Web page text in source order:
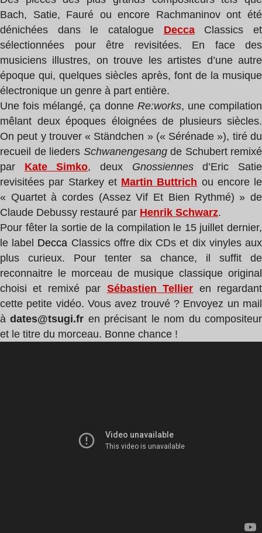
Bach, Satie, Fauré ou encore Rachmaninov ont été
dénichées dans le catalogue DeccaClassics et
sélectionnées pour être revisitées. En face des
musiciens illustres, on trouve les artistes d’une autre
époque qui, quelques siècles après, font de la musique
électronique un genre à part entière.
Une fois mélangé, ça donne Re:works, une compilation
mêlant deux époques éloignées de plusieurs siècles.
On peut y trouver« Ständchen » (« Sérénade »), tiré du
recueil de lieders Schwanengesang de Schubert remixé
par Kate Simko, deux Gnossiennesd’Eric Satie
revisitées par Starkey et Martin Buttrich ou encore le
« Quartet à cordes (Assez Vif Et Bien Rythmé) » de
Claude Debussy restauré par Henrik Schwarz.
Pour fêter la sortie de la compilation le 15 juillet dernier,
le label Decca Classics offre dix CDs et dix vinyles aux
plus curieux. Pour tenter sa chance, il suffit de
reconnaitre le morceau de musique classique original
choisi et remixé par Sébastien Tellier en regardant
cette petite vidéo. Vous avez trouvé ? Envoyez un mail
àdates@tsugi.fr en précisant le nom du compositeur
et le titre du morceau. Bonne chance !